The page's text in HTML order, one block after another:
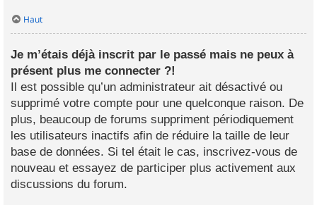
Haut
Je m’étais déjà inscrit par le passé mais ne peux à
présent plus me connecter ?!
Il est possible qu’un administrateur ait désactivé ou
supprimé votre compte pour une quelconque raison. De
plus, beaucoup de forums suppriment périodiquement
les utilisateurs inactifs afin de réduire la taille de leur
base de données. Si tel était le cas, inscrivez-vous de
nouveau et essayez de participer plus activement aux
discussions du forum.